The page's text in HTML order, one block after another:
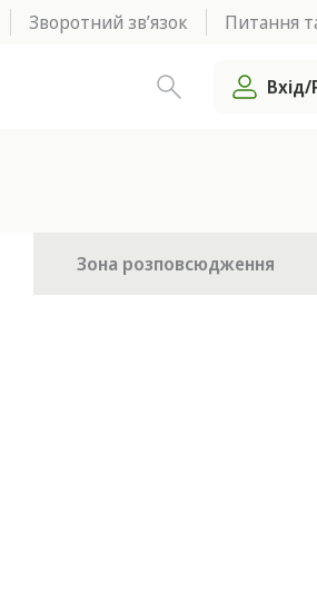
Зворотний зв’язок Питання
Вхід/
Зона розповсюдження